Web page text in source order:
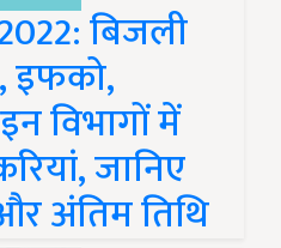
बिजली
इफको,
विभागों में
जानिए
अंतिम तिथि